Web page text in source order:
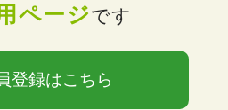
ページです
登録はこちら